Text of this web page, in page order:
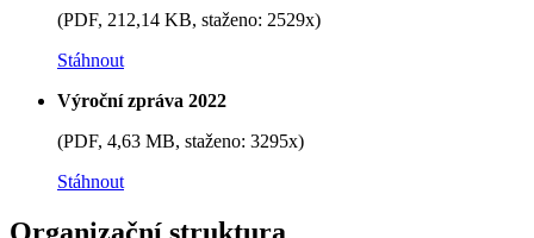
(PDF, 212,14 KB, staženo: 2529x)
Stáhnout
Výroční zpráva 2022
(PDF, 4,63 MB, staženo: 3295x)
Stáhnout